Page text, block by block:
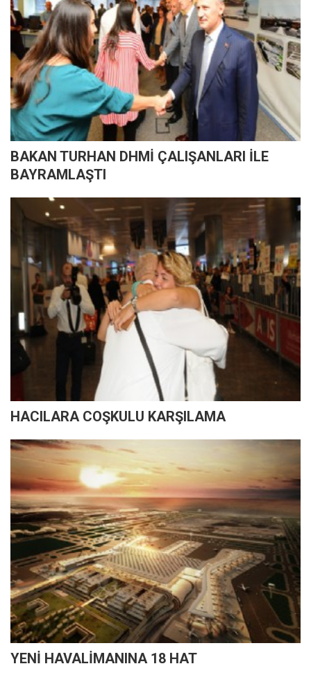
BAKAN TURHAN DHMİ ÇALIŞANLARI İLE
BAYRAMLAŞTI
HACILARA COŞKULU KARŞILAMA
YENİ HAVALİMANINA 18 HAT